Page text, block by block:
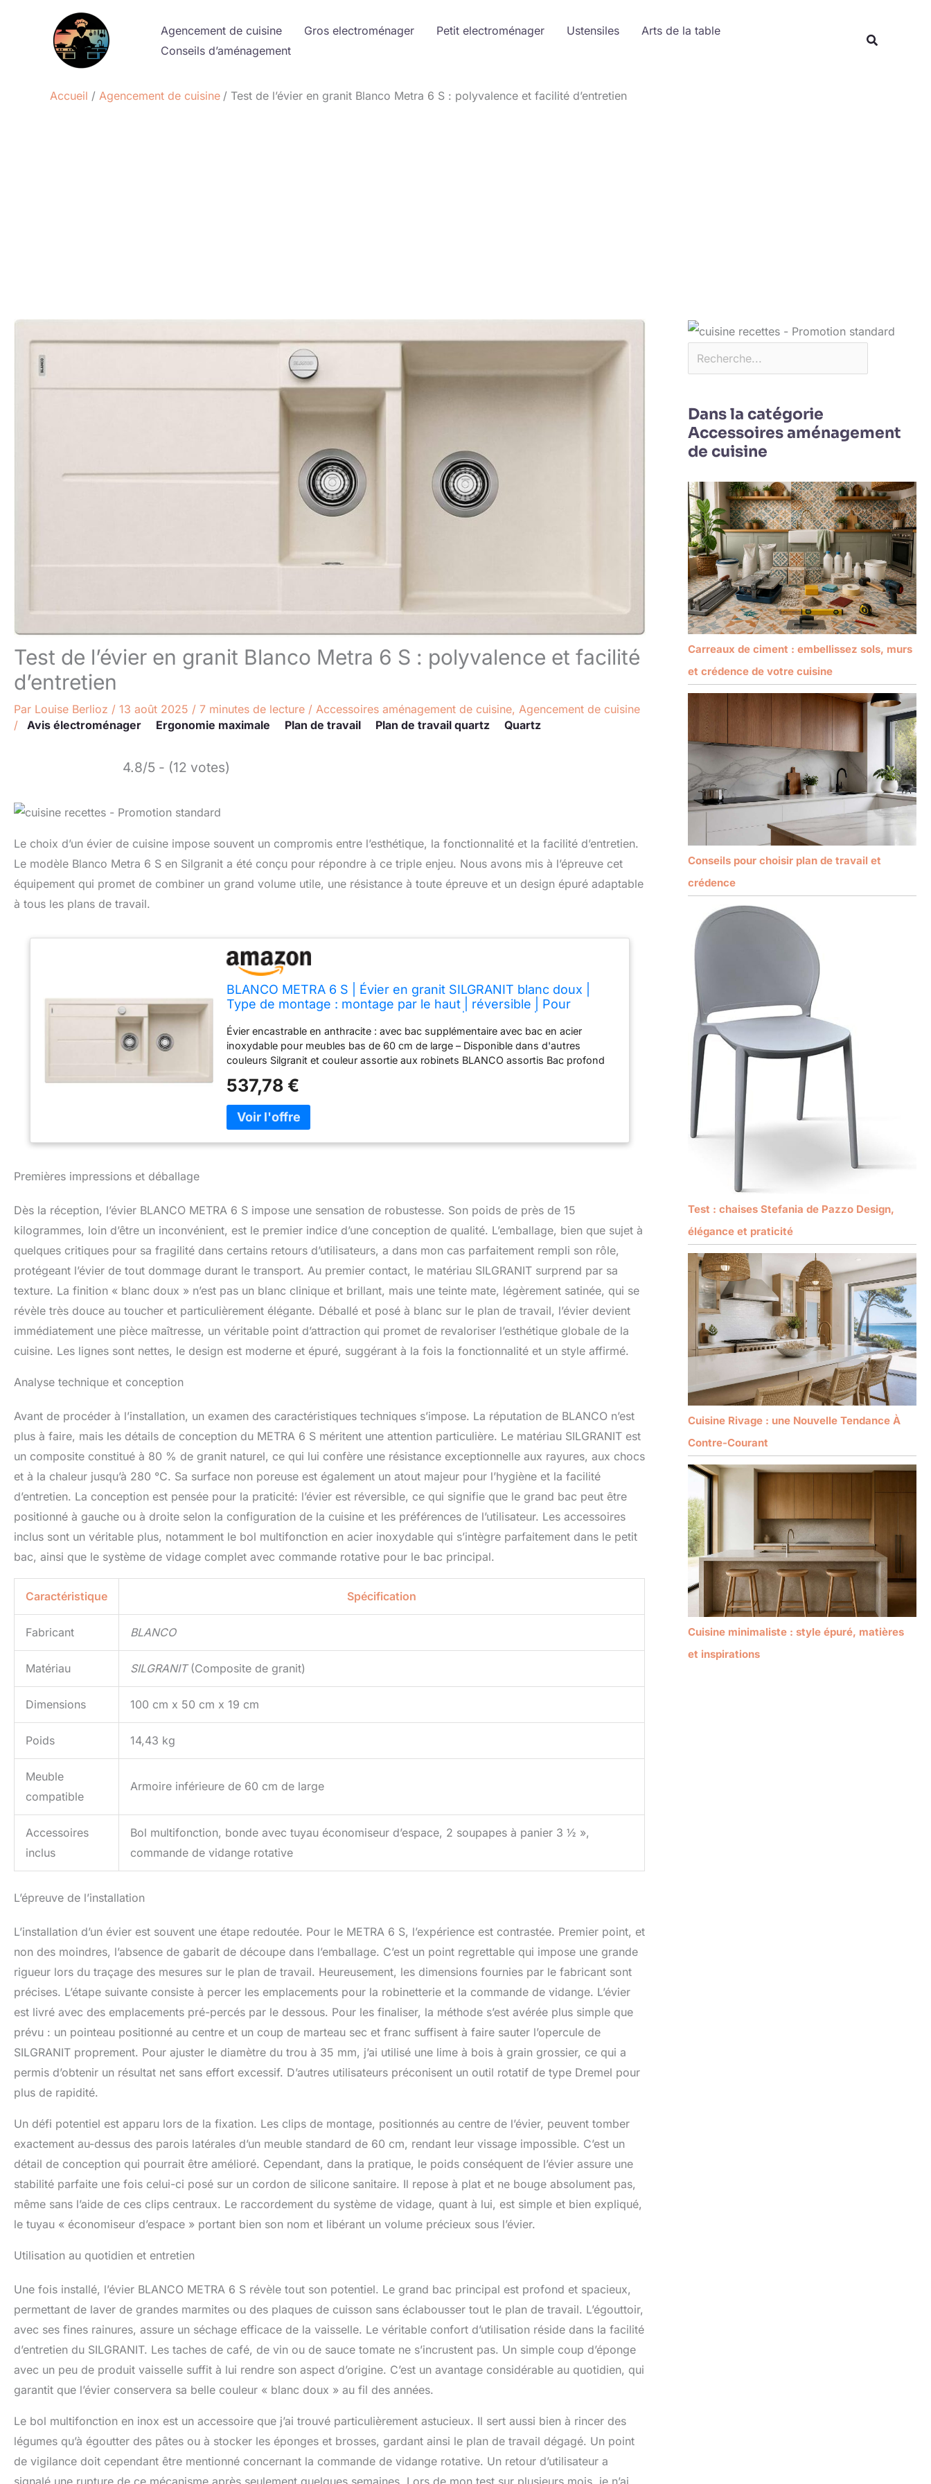
Agencement de cuisine Gros electroménager Petit electroménager Ustensiles
Arts de la table
Conseils d’aménagement
Accueil Agencement de cuisine Test de l’évier en granit Blanco Metra 6 S : polyvalence et facilité d’entretien
Test de l’évier en granit Blanco Metra 6 S : polyvalence et facilité
d’entretien
Par Louise Berlioz / 13 août 2025 / 7 minutes de lecture / Accessoires aménagement de cuisine, Agencement de cuisine
/
Avis électroménager Ergonomie maximale Plan de travail Plan de travail quartz Quartz
4.8/5 - (12 votes)
Le choix d’un évier de cuisine impose souvent un compromis entre l’esthétique, la fonctionnalité et la facilité d’entretien.
Le modèle Blanco Metra 6 S en Silgranit a été conçu pour répondre à ce triple enjeu. Nous avons mis à l’épreuve cet
équipement qui promet de combiner un grand volume utile, une résistance à toute épreuve et un design épuré adaptable
à tous les plans de travail.
BLANCO METRA 6 S | Évier en granit SILGRANIT blanc doux |
Type de montage : montage par le haut | réversible | Pour
facile à nettoyer
Évier encastrable en anthracite : avec bac supplémentaire avec bac en acier
inoxydable pour meubles bas de 60 cm de large – Disponible dans d'autres
couleurs Silgranit et couleur assortie aux robinets BLANCO assortis Bac profond
encombrante ou les grandes casseroles, pour un rinçage et un trempage plus
faciles Évier en granit SILGRANIT : le matériau composite breveté composé jusqu'à
80 % de quartz est une pierre artificielle de haute qualité – facile d'entretien,
résistant aux rayures, résistant et résistant à la chaleur Exploitez tout le potentiel
de l'évier de cuisine : avec les accessoires appropriés tels que les planches à
avec commande de vidange confortable avec actionnement rotatif pratique – Avec
bol multifonction en acier inoxydable – Montage réversible
537,78 €
Premières impressions et déballage
Dès la réception, l’évier BLANCO METRA 6 S impose une sensation de robustesse. Son poids de près de 15
kilogrammes, loin d’être un inconvénient, est le premier indice d’une conception de qualité. L’emballage, bien que sujet à
quelques critiques pour sa fragilité dans certains retours d’utilisateurs, a dans mon cas parfaitement rempli son rôle,
protégeant l’évier de tout dommage durant le transport. Au premier contact, le matériau SILGRANIT surprend par sa
texture. La finition « blanc doux » n’est pas un blanc clinique et brillant, mais une teinte mate, légèrement satinée, qui se
révèle très douce au toucher et particulièrement élégante. Déballé et posé à blanc sur le plan de travail, l’évier devient
immédiatement une pièce maîtresse, un véritable point d’attraction qui promet de revaloriser l’esthétique globale de la
cuisine. Les lignes sont nettes, le design est moderne et épuré, suggérant à la fois la fonctionnalité et un style affirmé.
Analyse technique et conception
Avant de procéder à l’installation, un examen des caractéristiques techniques s’impose. La réputation de BLANCO n’est
plus à faire, mais les détails de conception du METRA 6 S méritent une attention particulière. Le matériau SILGRANIT est
un composite constitué à 80 % de granit naturel, ce qui lui confère une résistance exceptionnelle aux rayures, aux chocs
et à la chaleur jusqu’à 280 °C. Sa surface non poreuse est également un atout majeur pour l’hygiène et la facilité
d’entretien. La conception est pensée pour la praticité: l’évier est réversible, ce qui signifie que le grand bac peut être
positionné à gauche ou à droite selon la configuration de la cuisine et les préférences de l’utilisateur. Les accessoires
inclus sont un véritable plus, notamment le bol multifonction en acier inoxydable qui s’intègre parfaitement dans le petit
bac, ainsi que le système de vidage complet avec commande rotative pour le bac principal.
Caractéristique Spécification
Fabricant BLANCO
Matériau SILGRANIT(Composite de granit)
Dimensions 100 cm x 50 cm x 19 cm
Poids 14,43 kg
Meuble
compatible
Armoire inférieure de 60 cm de large
Accessoires
inclus
Bol multifonction, bonde avec tuyau économiseur d’espace, 2 soupapes à panier 3 ½ »,
commande de vidange rotative
L’épreuve de l’installation
L’installation d’un évier est souvent une étape redoutée. Pour le METRA 6 S, l’expérience est contrastée. Premier point, et
non des moindres, l’absence de gabarit de découpe dans l’emballage. C’est un point regrettable qui impose une grande
rigueur lors du traçage des mesures sur le plan de travail. Heureusement, les dimensions fournies par le fabricant sont
précises. L’étape suivante consiste à percer les emplacements pour la robinetterie et la commande de vidange. L’évier
est livré avec des emplacements pré-percés par le dessous. Pour les finaliser, la méthode s’est avérée plus simple que
prévu : un pointeau positionné au centre et un coup de marteau sec et franc suffisent à faire sauter l’opercule de
SILGRANIT proprement. Pour ajuster le diamètre du trou à 35 mm, j’ai utilisé une lime à bois à grain grossier, ce qui a
permis d’obtenir un résultat net sans effort excessif. D’autres utilisateurs préconisent un outil rotatif de type Dremel pour
plus de rapidité.
Un défi potentiel est apparu lors de la fixation. Les clips de montage, positionnés au centre de l’évier, peuvent tomber
exactement au-dessus des parois latérales d’un meuble standard de 60 cm, rendant leur vissage impossible. C’est un
détail de conception qui pourrait être amélioré. Cependant, dans la pratique, le poids conséquent de l’évier assure une
stabilité parfaite une fois celui-ci posé sur un cordon de silicone sanitaire. Il repose à plat et ne bouge absolument pas,
même sans l’aide de ces clips centraux. Le raccordement du système de vidage, quant à lui, est simple et bien expliqué,
le tuyau « économiseur d’espace » portant bien son nom et libérant un volume précieux sous l’évier.
Utilisation au quotidien et entretien
Une fois installé, l’évier BLANCO METRA 6 S révèle tout son potentiel. Le grand bac principal est profond et spacieux,
permettant de laver de grandes marmites ou des plaques de cuisson sans éclabousser tout le plan de travail. L’égouttoir,
avec ses fines rainures, assure un séchage efficace de la vaisselle. Le véritable confort d’utilisation réside dans la facilité
d’entretien du SILGRANIT. Les taches de café, de vin ou de sauce tomate ne s’incrustent pas. Un simple coup d’éponge
avec un peu de produit vaisselle suffit à lui rendre son aspect d’origine. C’est un avantage considérable au quotidien, qui
garantit que l’évier conservera sa belle couleur « blanc doux » au fil des années.
Le bol multifonction en inox est un accessoire que j’ai trouvé particulièrement astucieux. Il sert aussi bien à rincer des
légumes qu’à égoutter des pâtes ou à stocker les éponges et brosses, gardant ainsi le plan de travail dégagé. Un point
de vigilance doit cependant être mentionné concernant la commande de vidange rotative. Un retour d’utilisateur a
signalé une rupture de ce mécanisme après seulement quelques semaines. Lors de mon test sur plusieurs mois, je n’ai
Dans la catégorie
Accessoires aménagement
de cuisine
Carreaux de ciment : embellissez sols, murs
et crédence de votre cuisine
Conseils pour choisir plan de travail et
crédence
Test : chaises Stefania de Pazzo Design,
élégance et praticité
Cuisine Rivage : une Nouvelle Tendance À
Contre-Courant
Cuisine minimaliste : style épuré, matières
et inspirations